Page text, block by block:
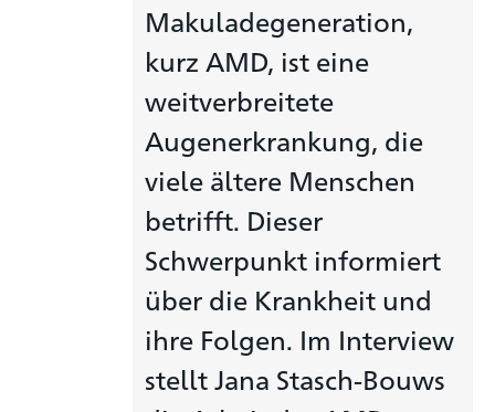
Makuladegeneration,
kurz AMD, ist eine
weitverbreitete
Augenerkrankung, die
viele ältere Menschen
betrifft. Dieser
Schwerpunkt informiert
über die Krankheit und
ihre Folgen. Im Interview
stellt Jana Stasch-Bouws